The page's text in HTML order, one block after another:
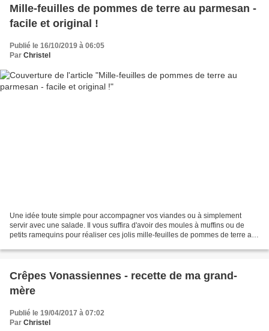
Mille-feuilles de pommes de terre au parmesan -
facile et original !
Publié le 16/10/2019 à 06:05
Par Christel
Une idée toute simple pour accompagner vos viandes ou à simplement
servir avec une salade. Il vous suffira d'avoir des moules à muffins ou de
petits ramequins pour réaliser ces jolis mille-feuilles de pommes de terre au
Crêpes Vonassiennes - recette de ma grand-
mère
Publié le 19/04/2017 à 07:02
Par Christel